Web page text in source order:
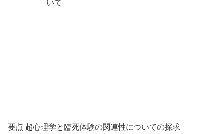
要点 超心理学と臨死体験の関連性についての探求